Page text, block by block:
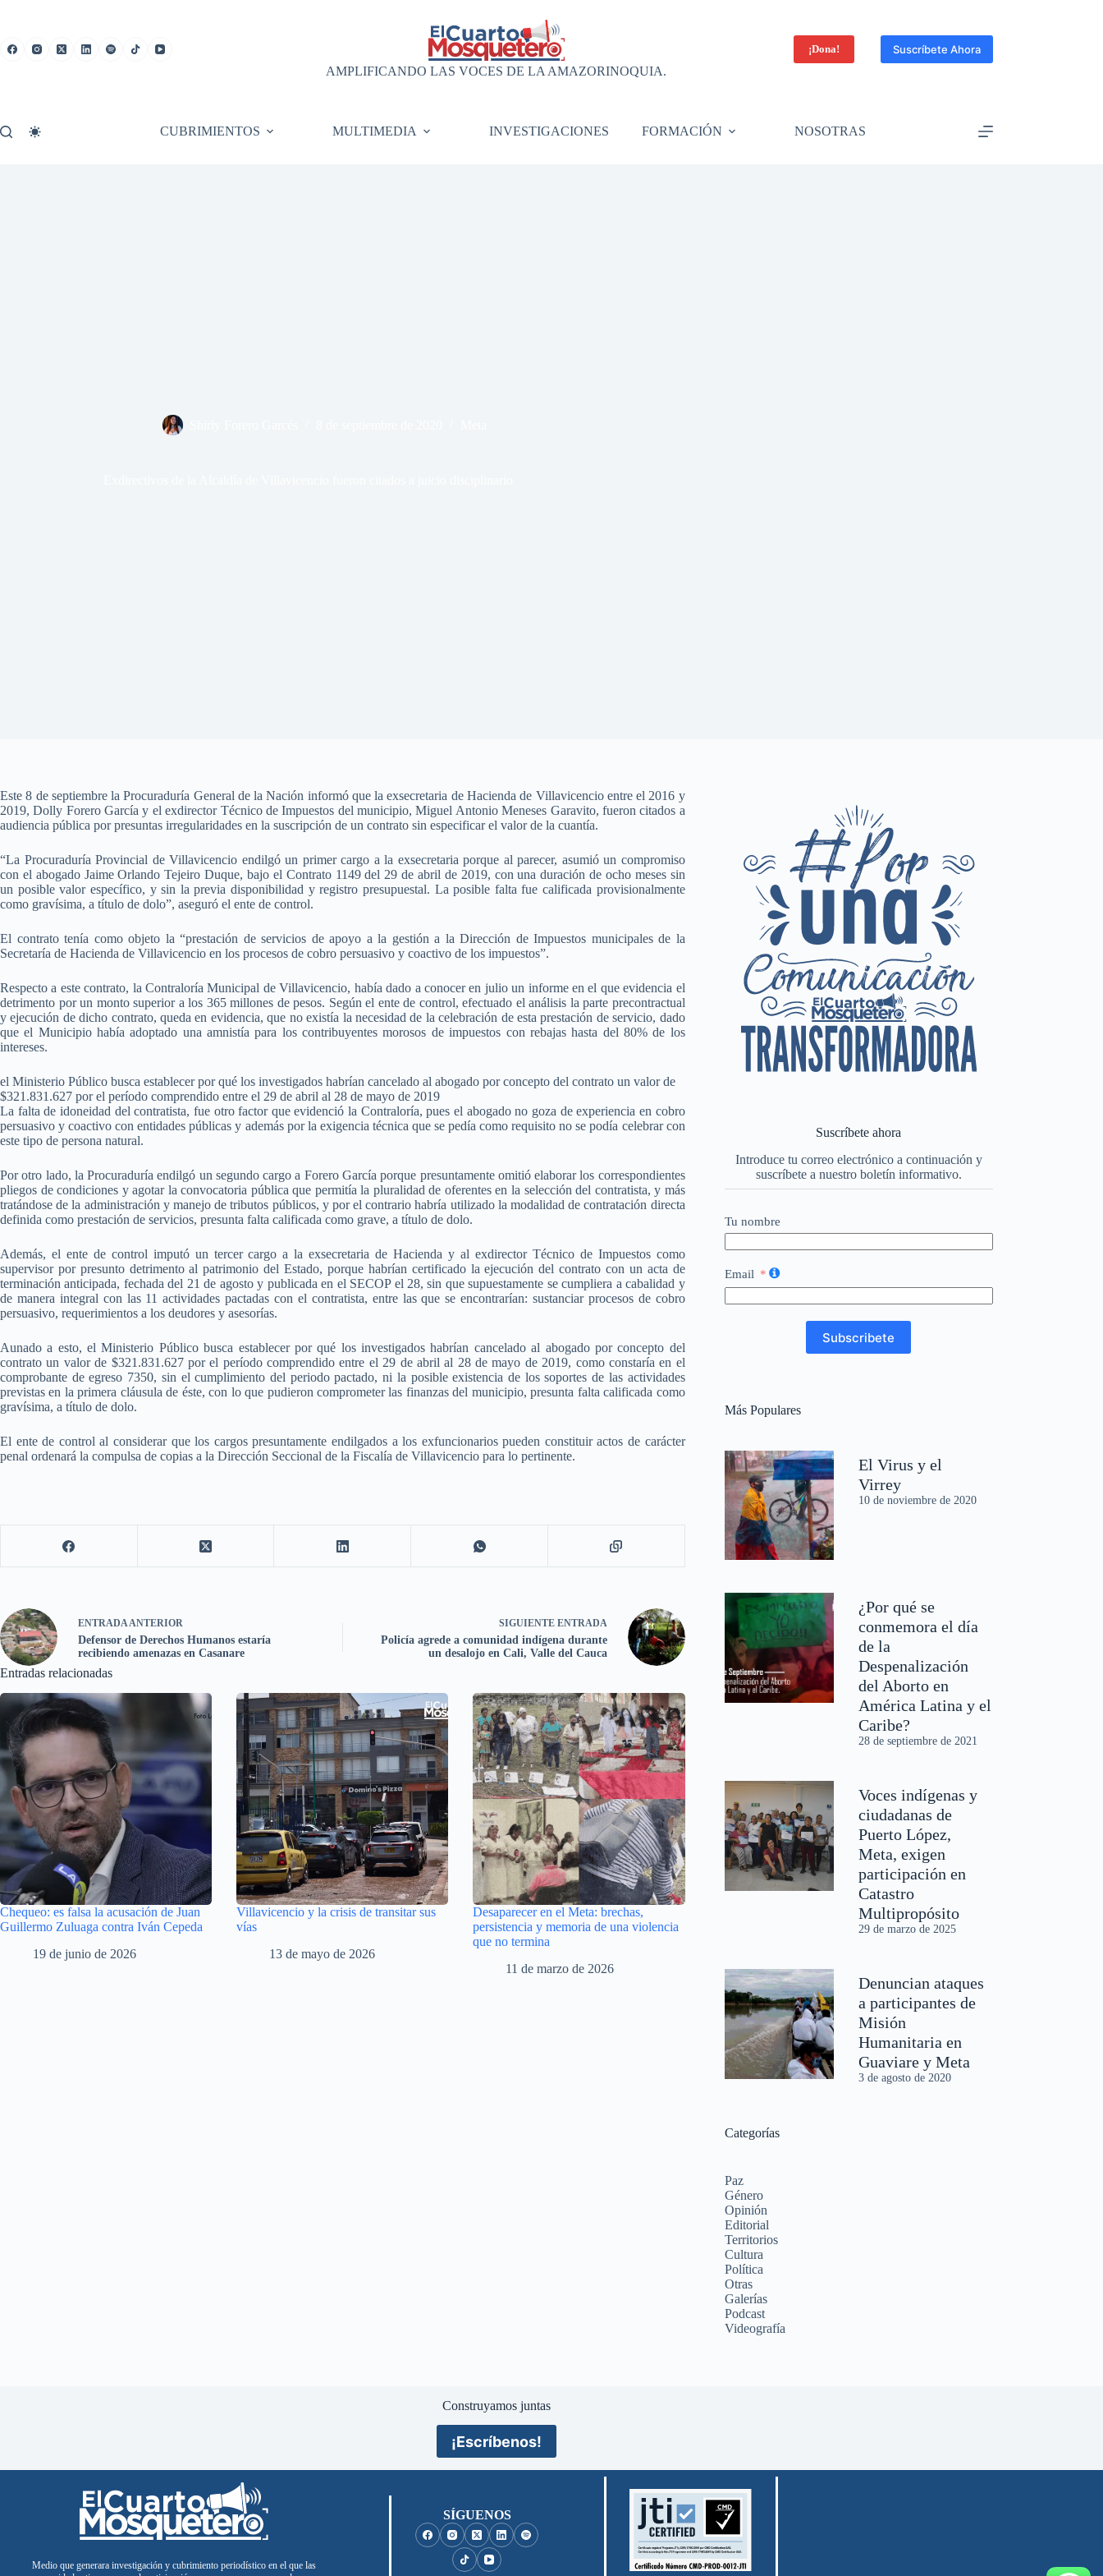
AMPLIFICANDO LAS VOCES DE LA AMAZORINOQUIA.
¡Dona! Suscríbete Ahora
CUBRIMIENTOS MULTIMEDIA INVESTIGACIONES FORMACIÓN NOSOTRAS
Este 8 de septiembre la Procuraduría General de la Nación informó que la exsecretaria de Hacienda de Villavicencio entre el 2016 y
2019, Dolly Forero García y el exdirector Técnico de Impuestos del municipio, Miguel Antonio Meneses Garavito, fueron citados a
audiencia pública por presuntas irregularidades en la suscripción de un contrato sin especificar el valor de la cuantía.
“La Procuraduría Provincial de Villavicencio endilgó un primer cargo a la exsecretaria porque al parecer, asumió un compromiso
con el abogado Jaime Orlando Tejeiro Duque, bajo el Contrato 1149 del 29 de abril de 2019, con una duración de ocho meses sin
un posible valor específico, y sin la previa disponibilidad y registro presupuestal. La posible falta fue calificada provisionalmente
como gravísima, a título de dolo”, aseguró el ente de control.
El contrato tenía como objeto la “prestación de servicios de apoyo a la gestión a la Dirección de Impuestos municipales de la
Secretaría de Hacienda de Villavicencio en los procesos de cobro persuasivo y coactivo de los impuestos”.
Respecto a este contrato, la Contraloría Municipal de Villavicencio, había dado a conocer en julio un informe en el que evidencia el
detrimento por un monto superior a los 365 millones de pesos. Según el ente de control,efectuado el análisis la parte precontractual
y ejecución de dicho contrato, queda en evidencia, que no existía la necesidad de la celebración de esta prestación de servicio, dado
que el Municipio había adoptado una amnistía para los contribuyentes morosos de impuestos con rebajas hasta del 80% de los
intereses.
el Ministerio Público busca establecer por qué los investigados habrían cancelado al abogado por concepto del contrato un valor de
$321.831.627 por el período comprendido entre el 29 de abril al 28 de mayo de 2019
La falta de idoneidad del contratista, fue otro factor que evidenció la Contraloría, pues el abogado no goza de experiencia en cobro
persuasivo y coactivo con entidades públicas y además por la exigencia técnica que se pedía como requisito no se podía celebrar con
este tipo de persona natural.
Por otro lado, la Procuraduría endilgó un segundo cargo a Forero García porque presuntamente omitió elaborar los correspondientes
pliegos de condiciones y agotar la convocatoria pública que permitía la pluralidad de oferentes en la selección del contratista, y más
tratándose de la administración y manejo de tributos públicos, y por el contrario habría utilizado la modalidad de contratación directa
definida como prestación de servicios, presunta falta calificada como grave, a título de dolo.
Además, el ente de control imputó un tercer cargo a la exsecretaria de Hacienda y al exdirector Técnico de Impuestos como
supervisor por presunto detrimento al patrimonio del Estado, porque habrían certificado la ejecución del contrato con un acta de
terminación anticipada, fechada del 21 de agosto y publicada en el SECOP el 28, sin que supuestamente se cumpliera a cabalidad y
de manera integral con las 11 actividades pactadas con el contratista, entre las que se encontrarían: sustanciar procesos de cobro
persuasivo, requerimientos a los deudores y asesorías.
Aunado a esto, el Ministerio Público busca establecer por qué los investigados habrían cancelado al abogado por concepto del
contrato un valor de $321.831.627 por el período comprendido entre el 29 de abril al 28 de mayo de 2019, como constaría en el
comprobante de egreso 7350, sin el cumplimiento del periodo pactado, ni la posible existencia de los soportes de las actividades
previstas en la primera cláusula de éste, con lo que pudieron comprometer las finanzas del municipio, presunta falta calificada como
gravísima, a título de dolo.
El ente de control al considerar que los cargos presuntamente endilgados a los exfuncionarios pueden constituir actos de carácter
penal ordenará la compulsa de copias a la Dirección Seccional de la Fiscalía de Villavicencio para lo pertinente.
ENTRADA ANTERIOR
Defensor de Derechos Humanos estaría
recibiendo amenazas en Casanare
SIGUIENTE ENTRADA
Policía agrede a comunidad indígena durante
un desalojo en Cali, Valle del Cauca
Entradas relacionadas
Chequeo: es falsa la acusación de Juan
Guillermo Zuluaga contra Iván Cepeda
19 de junio de 2026
Villavicencio y la crisis de transitar sus
vías
13 de mayo de 2026
Desaparecer en el Meta: brechas,
persistencia y memoria de una violencia
que no termina
11 de marzo de 2026
Suscríbete ahora
Introduce tu correo electrónico a continuación y
suscríbete a nuestro boletín informativo.
Tu nombre
Email
Subscribete
Más Populares
El Virus y el
Virrey
10 de noviembre de 2020
¿Por qué se
conmemora el día
de la
Despenalización
del Aborto en
América Latina y el
Caribe?
28 de septiembre de 2021
Voces indígenas y
ciudadanas de
Puerto López,
Meta, exigen
participación en
Catastro
Multipropósito
29 de marzo de 2025
Denuncian ataques
a participantes de
Misión
Humanitaria en
Guaviare y Meta
3 de agosto de 2020
Categorías
Paz
Género
Opinión
Editorial
Territorios
Cultura
Política
Otras
Galerías
Podcast
Videografía
Construyamos juntas
¡Escríbenos!
Medio que generara investigación y cubrimiento periodístico en el que las
SÍGUENOS